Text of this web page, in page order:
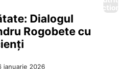
Dialogul
Rogobete cu
ianuarie 2026